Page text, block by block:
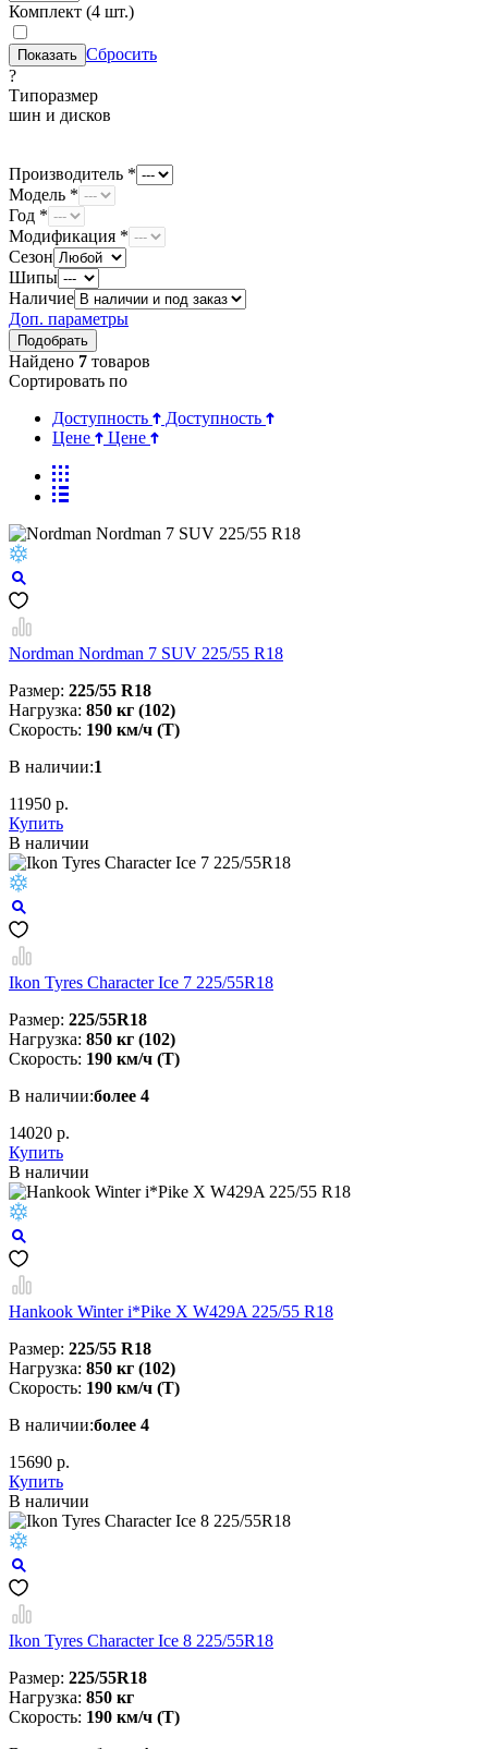
Комплект (4 шт.)
Сбросить
?
Типоразмер
шин и дисков
Производитель *
Модель *
Год *
Модификация *
Сезон
Шипы
Наличие
Доп. параметры
Найдено 7 товаров
Сортировать по
Доступность
Доступность
Цене
Цене
Nordman Nordman 7 SUV 225/55 R18
Размер: 225/55 R18
Нагрузка: 850 кг (102)
Скорость: 190 км/ч (T)
В наличии:1
11950 р.
Купить
В наличии
Ikon Tyres Character Ice 7 225/55R18
Размер: 225/55R18
Нагрузка: 850 кг (102)
Скорость: 190 км/ч (Т)
В наличии:более 4
14020 р.
Купить
В наличии
Hankook Winter i*Pike X W429A 225/55 R18
Размер: 225/55 R18
Нагрузка: 850 кг (102)
Скорость: 190 км/ч (T)
В наличии:более 4
15690 р.
Купить
В наличии
Ikon Tyres Character Ice 8 225/55R18
Размер: 225/55R18
Нагрузка: 850 кг
Скорость: 190 км/ч (Т)